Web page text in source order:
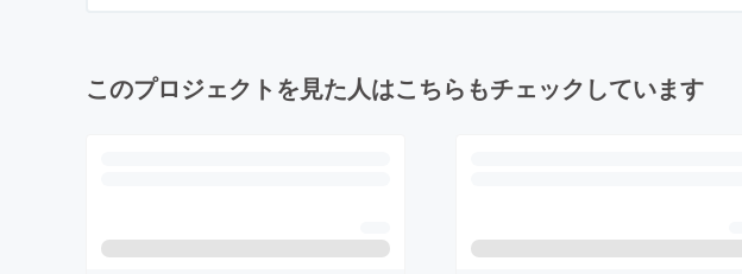
このプロジェクトを見た人はこちらもチェックしています